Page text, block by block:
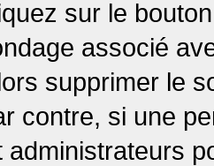
sur le
associé
supprimer le
contre, si une
administrateurs